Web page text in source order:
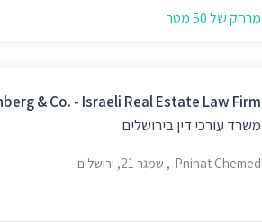
מרחק של 50 מטר
& Co. - Israeli Real Estate Law Firm
משרד עורכי דין בירושלים
Pninat Chemed, שמגר 21, ירושלים